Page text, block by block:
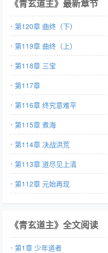
《青玄道主》最新章节
第120章 曲终（下）
第119章 曲终（上）
第118章 三宝
第117章
第116章 终究意难平
第115章 煮海
第114章 决战洪荒
第113章 道尽见上清
第112章 元始再现
《青玄道主》全文阅读
第1章 少年道者